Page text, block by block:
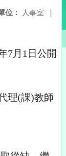
位： 人事室 |
7月1日公開
理(課)教師